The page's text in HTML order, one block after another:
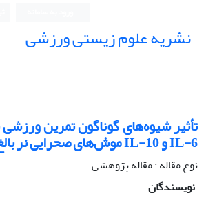
نشریه علوم زیستی ورزشی
تأثیر شیوه‌های گوناگون تمرین
IL-6 و IL-10 موش‌های صحرایی نر بالغ
نوع مقاله : مقاله پژوهشی
نویسندگان